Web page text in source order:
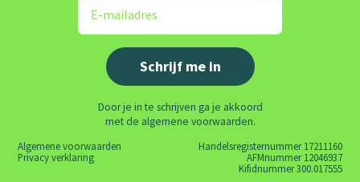
Door je in te schrijven ga je akkoord
met de algemene voorwaarden.
Algemene voorwaarden
Privacy verklaring
Handelsregisternummer 17211160
AFMnummer 12046937
Kifidnummer 300.017555